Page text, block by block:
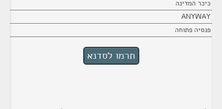
כיכר המדינה
ANYWAY
פנסיה פתוחה